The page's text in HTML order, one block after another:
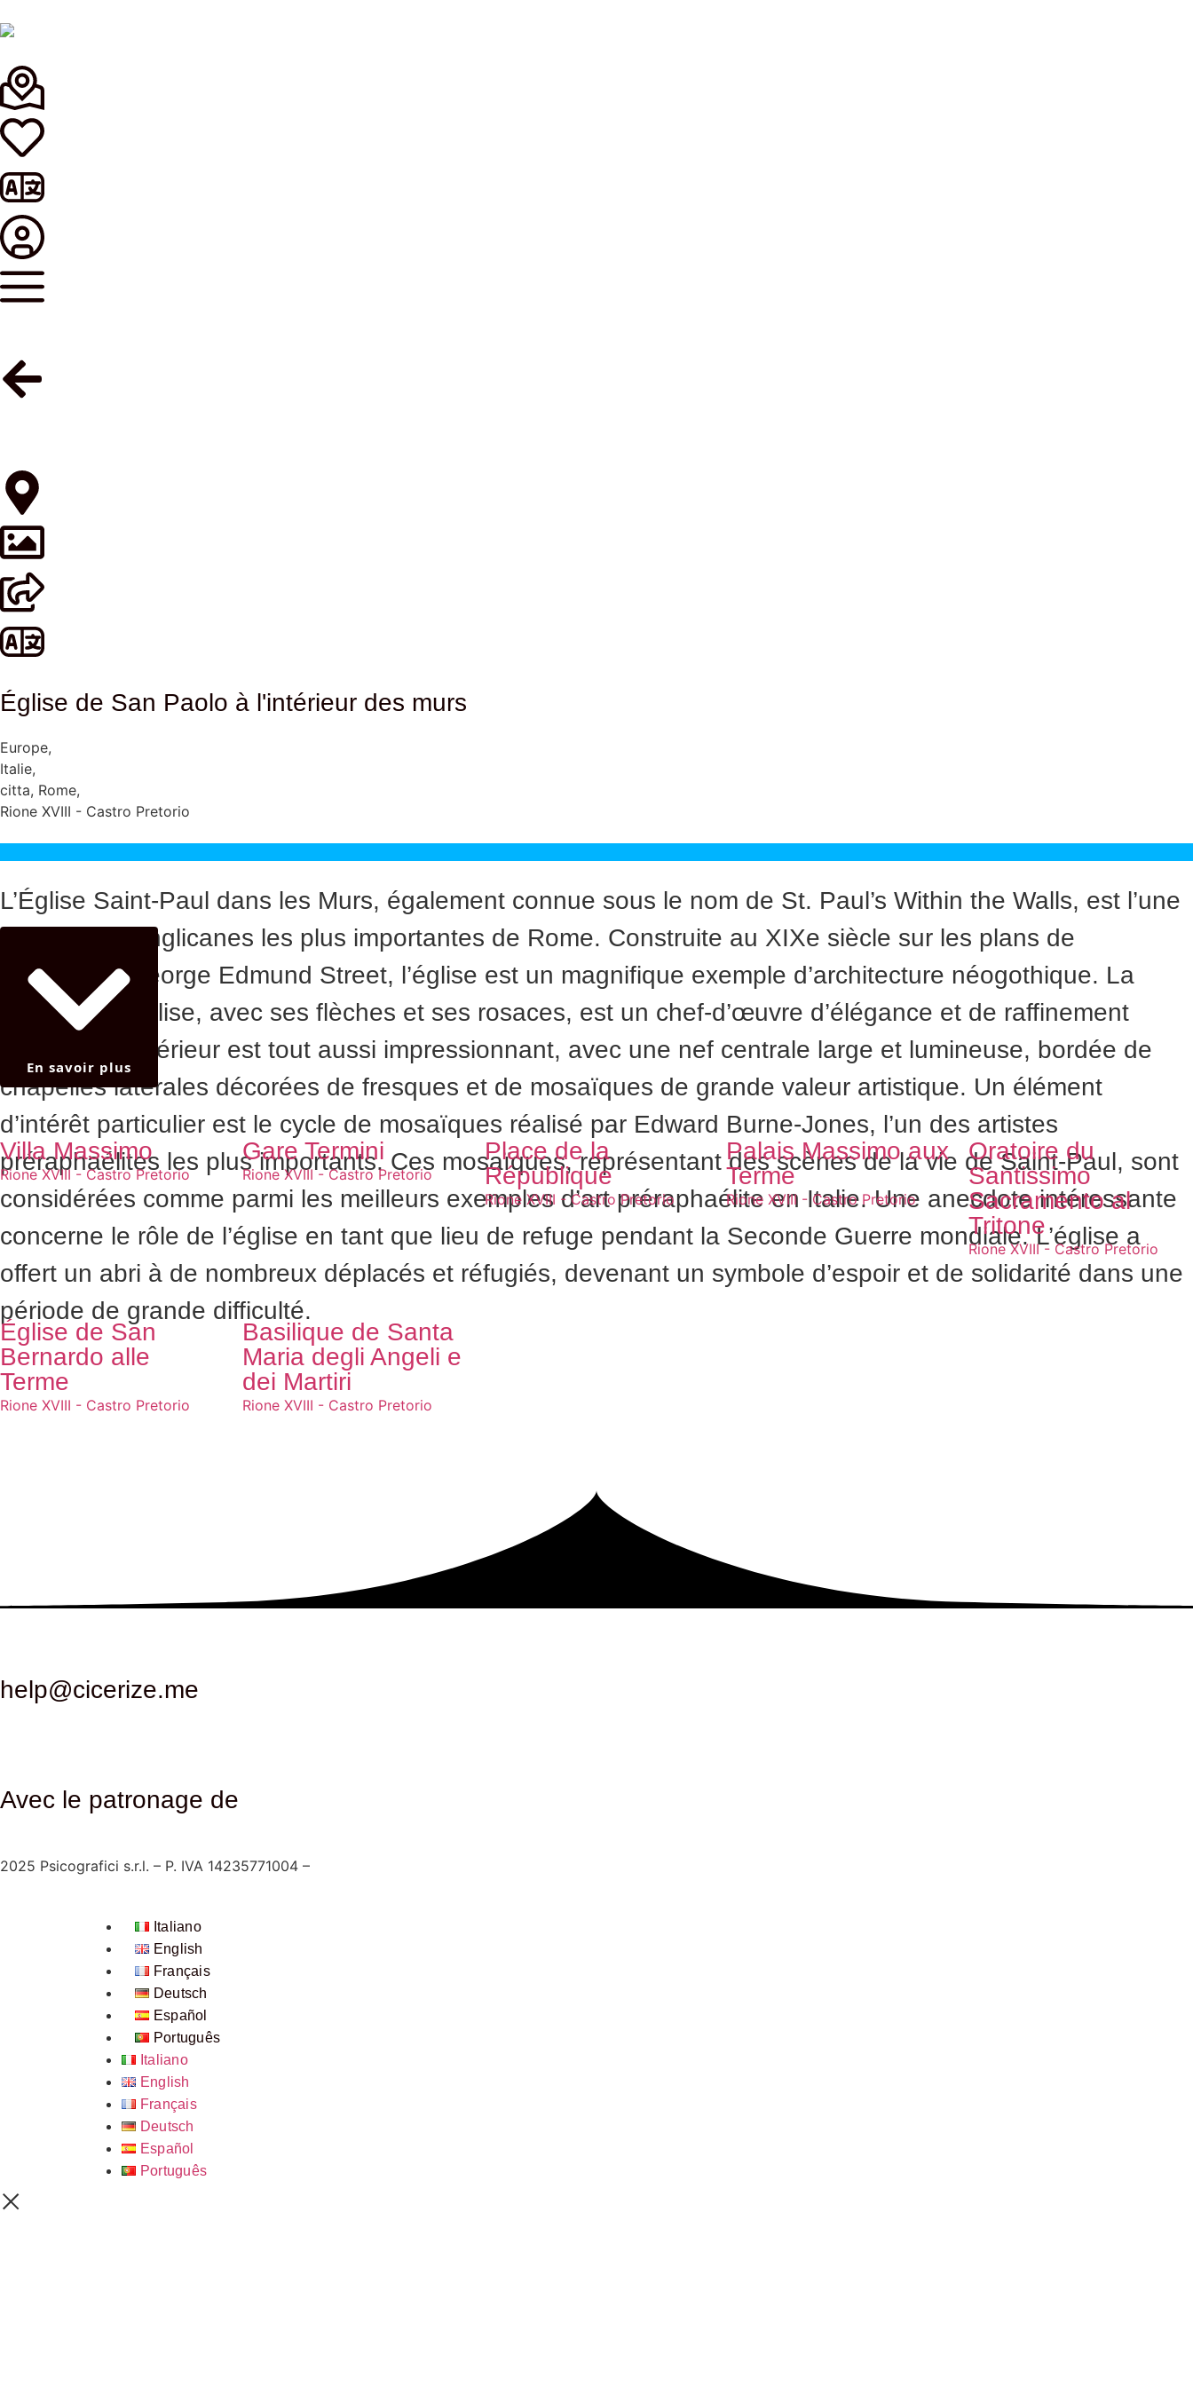
Église de San Paolo à l'intérieur des murs
Europe,
Italie,
citta, Rome,
Rione XVIII - Castro Pretorio
L’Église Saint-Paul dans les Murs, également connue sous le nom de St. Paul’s Within the Walls, est l’une
des églises anglicanes les plus importantes de Rome. Construite au XIXe siècle sur les plans de
l’architecte George Edmund Street, l’église est un magnifique exemple d’architecture néogothique. La
façade de l’église, avec ses flèches et ses rosaces, est un chef-d’œuvre d’élégance et de raffinement
gothique. L’intérieur est tout aussi impressionnant, avec une nef centrale large et lumineuse, bordée de
chapelles latérales décorées de fresques et de mosaïques de grande valeur artistique. Un élément
d’intérêt particulier est le cycle de mosaïques réalisé par Edward Burne-Jones, l’un des artistes
préraphaélites les plus importants. Ces mosaïques, représentant des scènes de la vie de Saint-Paul, sont
considérées comme parmi les meilleurs exemples d’art préraphaélite en Italie. Une anecdote intéressante
concerne le rôle de l’église en tant que lieu de refuge pendant la Seconde Guerre mondiale. L’église a
offert un abri à de nombreux déplacés et réfugiés, devenant un symbole d’espoir et de solidarité dans une
période de grande difficulté.
En savoir plus
Villa Massimo
Rione XVIII - Castro Pretorio
Gare Termini
Rione XVIII - Castro Pretorio
Place de la
République
Rione XVIII - Castro Pretorio
Palais Massimo aux
Terme
Rione XVIII - Castro Pretorio
Oratoire du
Santissimo
Sacramento al
Tritone
Rione XVIII - Castro Pretorio
Église de San
Bernardo alle
Terme
Rione XVIII - Castro Pretorio
Basilique de Santa
Maria degli Angeli e
dei Martiri
Rione XVIII - Castro Pretorio
help@cicerize.me
Avec le patronage de
2025 Psicografici s.r.l. – P. IVA 14235771004 –
Italiano
English
Français
Deutsch
Español
Português
Italiano
English
Français
Deutsch
Español
Português